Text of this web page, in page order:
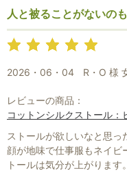
人と被ることがないのも
2026・06・04 R・O 様
レビューの商品：
コットンシルクストール：
ストールが欲しいなと思っ
顔が地味で仕事服もネイビ
トールは気分が上がります。